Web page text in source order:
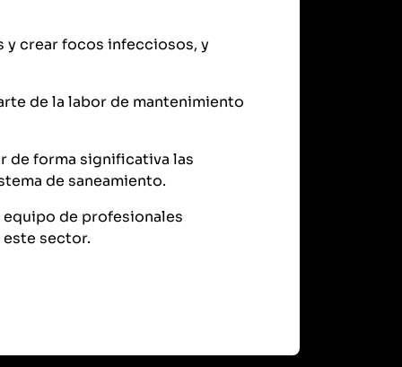
y crear focos infecciosos, y
de la labor de mantenimiento
de forma significativa las
de saneamiento.
de profesionales
sector.